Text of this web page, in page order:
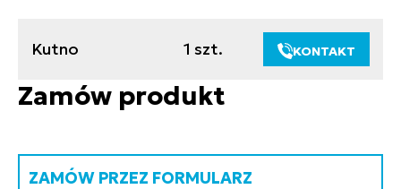
Kutno 1 szt. KONTAKT
Zamów produkt
ZAMÓW PRZEZ FORMULARZ